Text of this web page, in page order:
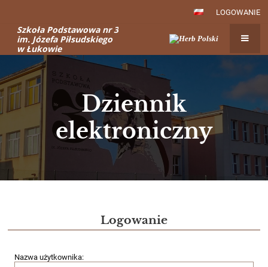
LOGOWANIE
Szkoła Podstawowa nr 3
im. Józefa Piłsudskiego
w Łukowie
Dziennik
elektroniczny
Logowanie
Nazwa użytkownika: